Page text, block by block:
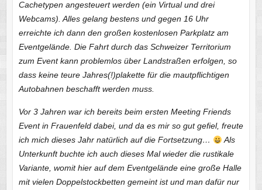
Cachetypen angesteuert werden (ein Virtual und drei
Webcams). Alles gelang bestens und gegen 16 Uhr
erreichte ich dann den großen kostenlosen Parkplatz am
Eventgelände. Die Fahrt durch das Schweizer Territorium
zum Event kann problemlos über Landstraßen erfolgen, so
dass keine teure Jahres(!)plakette für die mautpflichtigen
Autobahnen beschafft werden muss.
Vor 3 Jahren war ich bereits beim ersten Meeting Friends
Event in Frauenfeld dabei, und da es mir so gut gefiel, freute
ich mich dieses Jahr natürlich auf die Fortsetzung…
Als
Unterkunft buchte ich auch dieses Mal wieder die rustikale
Variante, womit hier auf dem Eventgelände eine große Halle
mit vielen Doppelstockbetten gemeint ist und man dafür nur